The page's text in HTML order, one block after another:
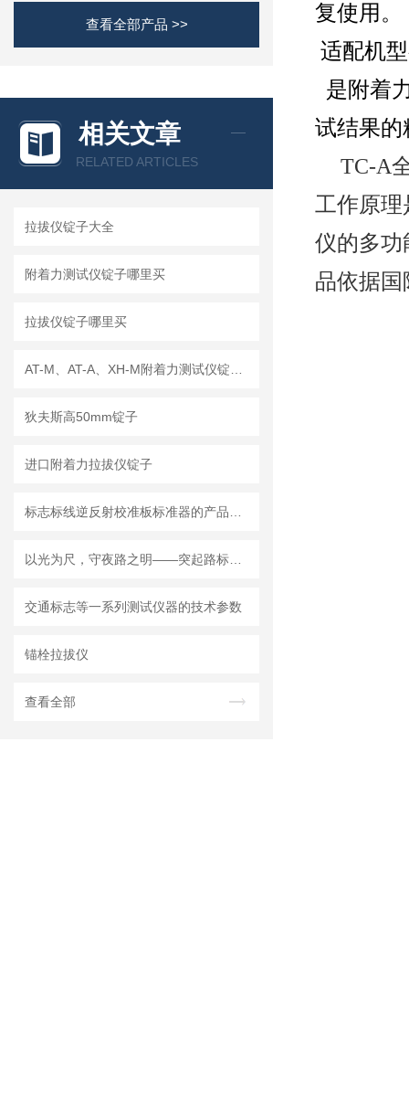
查看全部产品 >>
相关文章
RELATED ARTICLES
拉拔仪锭子大全
附着力测试仪锭子哪里买
拉拔仪锭子哪里买
狄夫斯高50mm锭子
进口附着力拉拔仪锭子
交通标志等一系列测试仪器的技术参数
锚栓拉拔仪
查看全部
复使用。
适配机
是附着
试结果的
TC-A
工作原理
仪的多功
品依据